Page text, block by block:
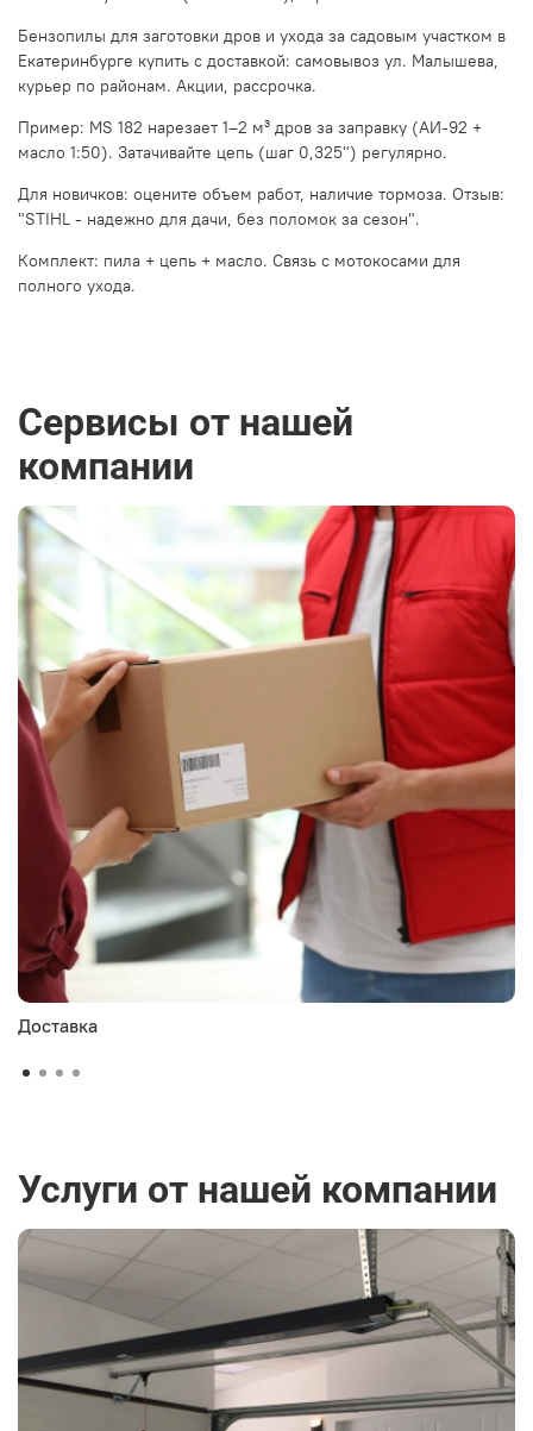
Бензопилы для заготовки дров и ухода за садовым участком в
Екатеринбурге купить с доставкой: самовывоз ул. Малышева,
курьер по районам. Акции, рассрочка.
Пример: MS 182 нарезает 1–2 м³ дров за заправку (АИ-92 +
масло 1:50). Затачивайте цепь (шаг 0,325") регулярно.
Для новичков: оцените объем работ, наличие тормоза. Отзыв:
"STIHL - надежно для дачи, без поломок за сезон".
Комплект: пила + цепь + масло. Связь с мотокосами для
полного ухода.
Сервисы от нашей
компании
Доставка
Услуги от нашей компании